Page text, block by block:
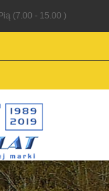
(7.00 - 15.00 )